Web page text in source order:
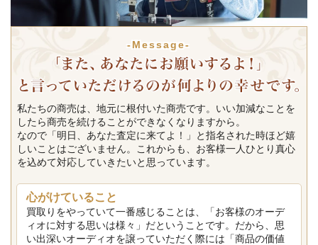
-Message-
私たちの商売は、地元に根付いた商売です。いい加減なことを
したら商売を続けることができなくなりますから。
なので「明日、あなた査定に来てよ！」と指名された時ほど嬉
しいことはございません。これからも、お客様一人ひとり真心
を込めて対応していきたいと思っています。
心がけていること
買取りをやっていて一番感じることは、「お客様のオーデ
ィオに対する思いは様々」だということです。だから、思
い出深いオーディオを譲っていただく際には「商品の価値